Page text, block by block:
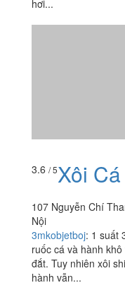
hơi...
ruốc cá và hành khô
hành vẫn...
3.8 XINYI
Gà
Loan -